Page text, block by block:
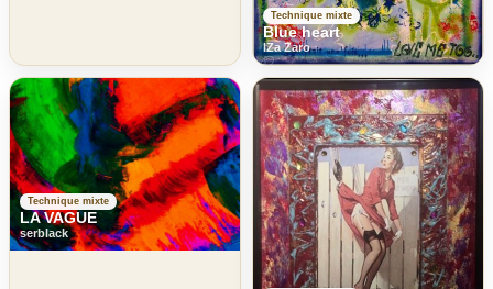
Technique mixte
Blue heart
IZa Zaro
Technique mixte
LA VAGUE
serblack